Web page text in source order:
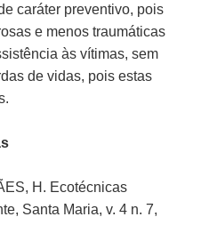
caráter preventivo, pois
e menos traumáticas
às vítimas, sem
de vidas, pois estas
H. Ecotécnicas
Santa Maria, v. 4 n. 7,